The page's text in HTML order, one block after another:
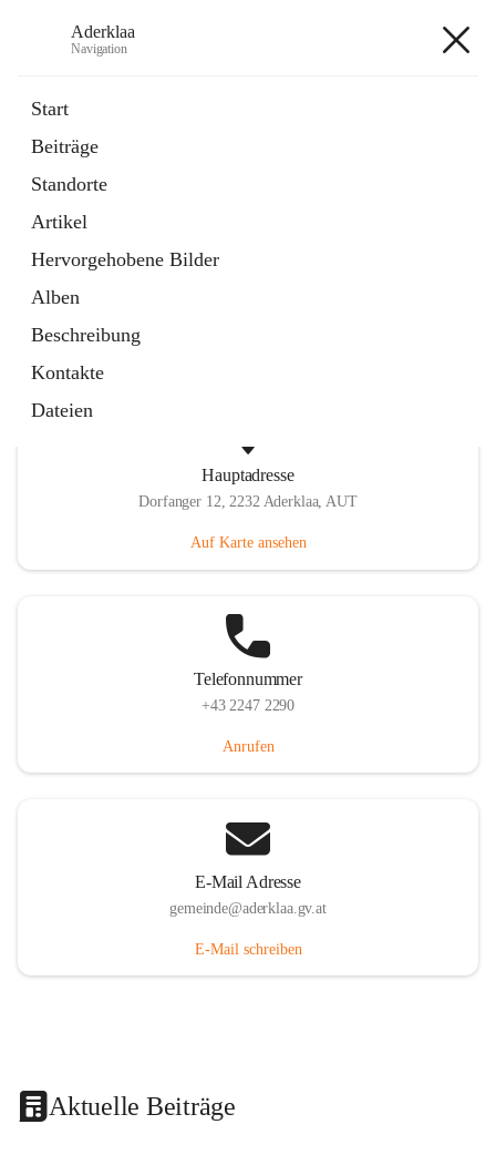
Aderklaa
Navigation
Start
Beiträge
Standorte
Artikel
Hervorgehobene Bilder
Alben
Beschreibung
Kontakte
Dateien
6 Schnellzugriffe
Gemeinde
3 Schnellzugriffe
Hauptadresse
Dorfanger 12, 2232 Aderklaa, AUT
Auf Karte ansehen
Telefonnummer
+43 2247 2290
Anrufen
E-Mail Adresse
gemeinde@aderklaa.gv.at
E-Mail schreiben
Aktuelle Beiträge